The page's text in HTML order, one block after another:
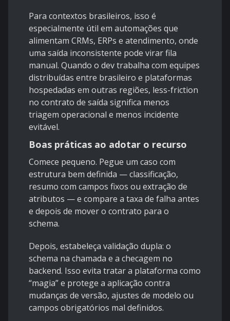
Para contextos brasileiros, isso é
especialmente útil em automações que
alimentam CRMs, ERPs e atendimento, onde
uma saída inconsistente pode virar fila
manual. Quando o dev trabalha com equipes
distribuídas entre brasileiro e plataformas
hospedadas em outras regiões, less-friction
no contrato de saída significa menos
triagem operacional e menos incidente
evitável.
Boas práticas ao adotar o recurso
Comece pequeno. Pegue um caso com
estrutura bem definida — classificação,
resumo com campos fixos ou extração de
atributos — e compare a taxa de falha antes
e depois de mover o contrato para o
schema.
Depois, estabeleça validação dupla: o
schema na chamada e a checagem no
backend. Isso evita tratar a plataforma como
“magia” e protege a aplicação contra
mudanças de versão, ajustes de modelo ou
campos obrigatórios mal definidos.